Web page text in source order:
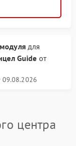
для
Guide от
09.08.2026
центра